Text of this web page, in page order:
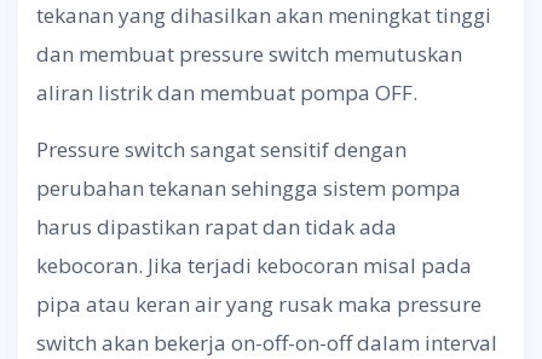
tekanan yang dihasilkan akan meningkat tinggi
dan membuat pressure switch memutuskan
aliran listrik dan membuat pompa OFF.
Pressure switch sangat sensitif dengan
perubahan tekanan sehingga sistem pompa
harus dipastikan rapat dan tidak ada
kebocoran. Jika terjadi kebocoran misal pada
pipa atau keran air yang rusak maka pressure
switch akan bekerja on-off-on-off dalam interval